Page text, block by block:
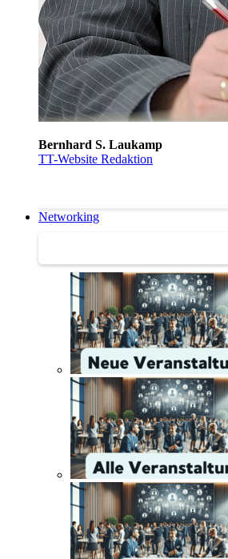
Bernhard S. Laukamp
TT-Website Redaktion
Networking